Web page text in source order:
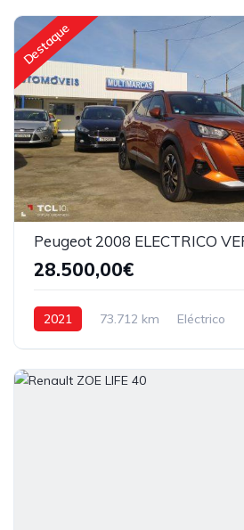
Destaque
Peugeot 2008 ELECTRICO
28.500,00€
2021 73.712 km Eléctrico